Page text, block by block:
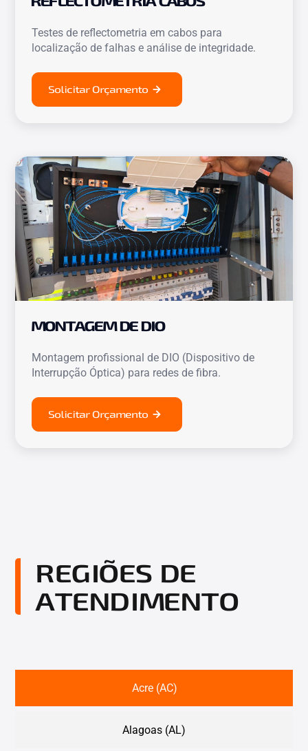
Testes de reflectometria em cabos para
localização de falhas e análise de integridade.
Solicitar Orçamento
MONTAGEM DE DIO
Montagem profissional de DIO (Dispositivo de
Interrupção Óptica) para redes de fibra.
Solicitar Orçamento
REGIÕES DE
ATENDIMENTO
Acre (AC)
Alagoas (AL)